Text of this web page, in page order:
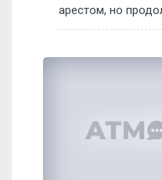
арестом, но